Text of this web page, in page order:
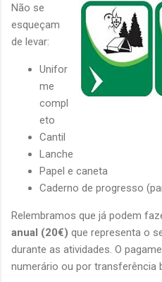
Não se
esqueçam
de levar:
Unifor
me
compl
eto
Cantil
Lanche
Papel e caneta
Caderno de progresso
Relembramos que já podem
anual (20€) que representa o
durante as atividades. O
numerário ou por transferência